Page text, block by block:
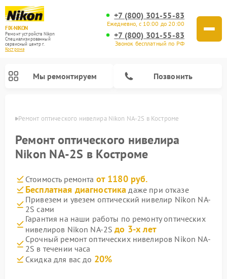
FIX-NIKON
Ремонт устройств Nikon
Специализированный
cервисный центр г.
Кострома
+7 (800) 301-55-83
Ежедневно, с 10:00 до 20:00
+7 (800) 301-55-83
Звонок бесплатный по РФ
Мы ремонтируем Позвонить
Ремонт оптического нивелира Nikon NA-2S в Костроме
Ремонт оптического нивелира
Nikon NA-2S в Костроме
Стоимость ремонта от 1180 руб.
Бесплатная диагностика даже при отказе
Привезем и увезем оптический нивелир Nikon NA-
2S сами
Гарантия на наши работы по ремонту оптических
нивелиров Nikon NA-2Sдо 3-х лет
Срочный ремонт оптических нивелиров Nikon NA-
2S в течении часа
Скидка для вас до 20%